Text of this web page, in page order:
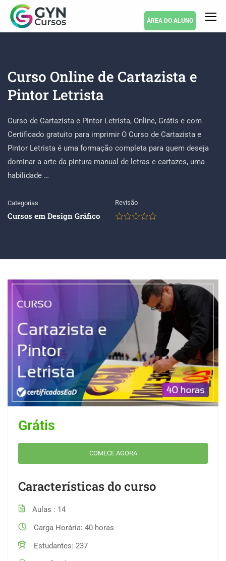
ÁREA DO ALUNO
Curso Online de Cartazista e
Pintor Letrista
Curso de Cartazista e Pintor Letrista, Online, Grátis e com
Certificado gratuito para imprimir O Curso de Cartazista e
Pintor Letrista é uma formação completa para quem deseja
dominar a arte da pintura manual de letras e cartazes, uma
habilidade …
Categorias
Cursos em Design Gráfico
Revisão
Grátis
COMECE AGORA
Características do curso
Aulas
14
Carga Horária 40 horas
Estudantes 237